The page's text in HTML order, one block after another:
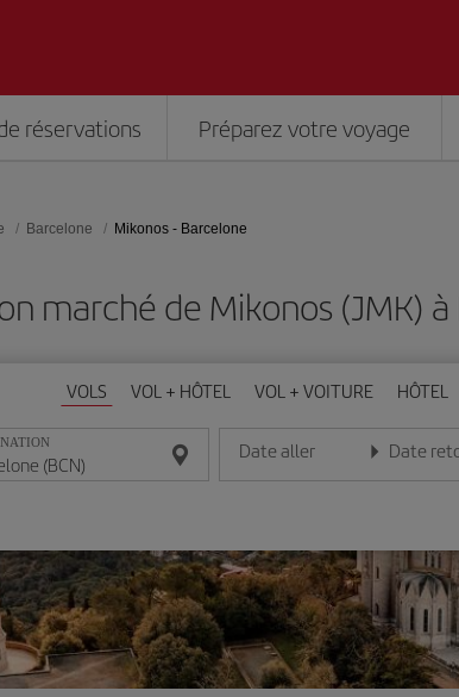
réservations Préparez votre voyage
Barcelone Mikonos - Barcelone
marché de Mikonos (JMK)
VOLS VOL + HÔTEL VOL + VOITURE HÔTEL
Date aller
Entrez la date au format jour/mois/
Date
Entrez la